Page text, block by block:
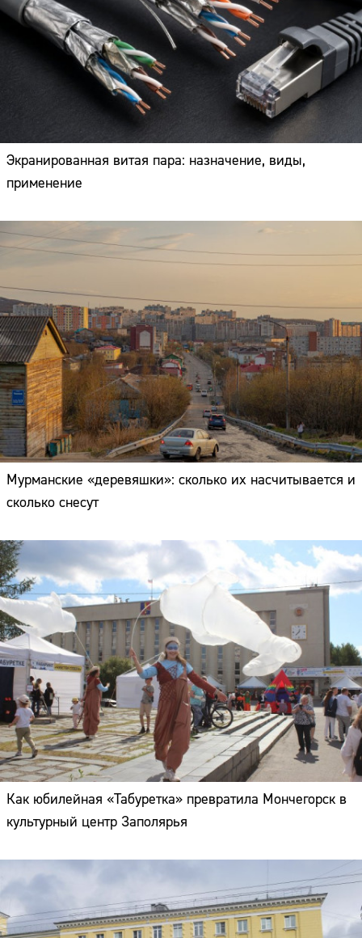
Экранированная витая пара: назначение, виды,
применение
Мурманские «деревяшки»: сколько их насчитывается и
сколько снесут
Как юбилейная «Табуретка» превратила Мончегорск в
культурный центр Заполярья